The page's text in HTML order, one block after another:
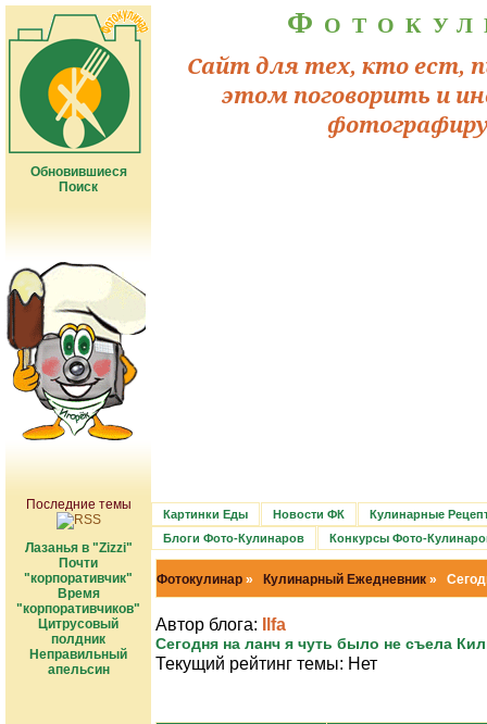
Обновившиеся
Поиск
Последние темы
Лазанья в "Zizzi"
Почти
"корпоративчик"
Время
"корпоративчиков"
Цитрусовый
полдник
Неправильный
апельсин
Сайт для тех, кто ест,
этом поговорить и
Картинки Еды Новости ФК
Кулинарные
Блоги Фото-Кулинаров
Конкурсы Фото-
Фотокулинар » Кулинарный Ежедневник »
Автор блога: Ilfa
Сегодня на ланч я чуть было не съела
Текущий рейтинг темы: Нет